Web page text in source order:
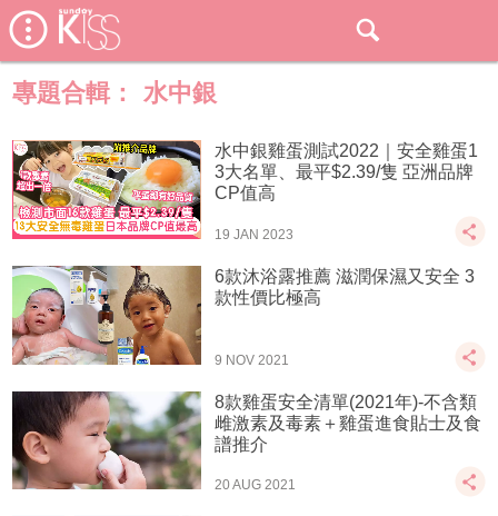
專題合輯： 水中銀
水中銀雞蛋測試2022｜安全雞蛋1
3大名單、最平$2.39/隻 亞洲品牌
CP值高
19 JAN 2023
6款沐浴露推薦 滋潤保濕又安全 3
款性價比極高
9 NOV 2021
8款雞蛋安全清單(2021年)-不含類
雌激素及毒素＋雞蛋進食貼士及食
譜推介
20 AUG 2021